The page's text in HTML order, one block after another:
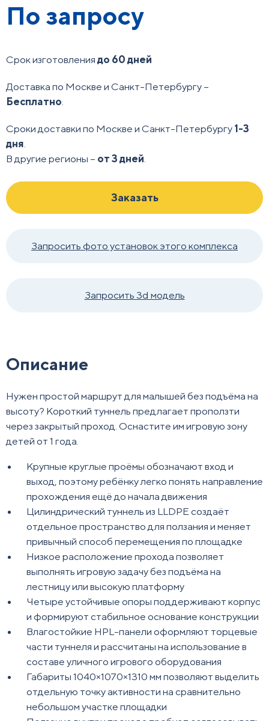
По запросу
Срок изготовления до 60 дней
Доставка по Москве и Санкт-Петербургу –
Бесплатно.
Сроки доставки по Москве и Санкт-Петербургу 1-3
дня.
В другие регионы – от 3 дней.
Заказать
Запросить фото установок этого комплекса
Запросить 3d модель
Описание
Нужен простой маршрут для малышей без подъёма на
высоту? Короткий туннель предлагает проползти
через закрытый проход. Оснастите им игровую зону
детей от 1 года.
Крупные круглые проёмы обозначают вход и
выход, поэтому ребёнку легко понять направление
прохождения ещё до начала движения
Цилиндрический туннель из LLDPE создаёт
отдельное пространство для ползания и меняет
привычный способ перемещения по площадке
Низкое расположение прохода позволяет
выполнять игровую задачу без подъёма на
лестницу или высокую платформу
Четыре устойчивые опоры поддерживают корпус
и формируют стабильное основание конструкции
Влагостойкие HPL-панели оформляют торцевые
части туннеля и рассчитаны на использование в
составе уличного игрового оборудования
Габариты 1040×1070×1310 мм позволяют выделить
отдельную точку активности на сравнительно
небольшом участке площадки